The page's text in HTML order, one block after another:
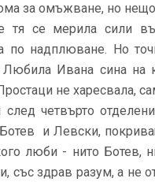
за омъжване, но
тя се мерила сили
по надплюване. Но
Ивана сина на
не харесвала,
четвърто
и Левски,
люби - нито Ботев,
със здрав разум, а не